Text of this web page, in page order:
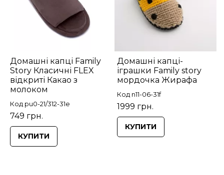
Домашні капці Family
Story Класичні FLEX
відкриті Какао з
молоком
Код pu0-21/312-31e
749 грн.
КУПИТИ
Домашні капці-
іграшки Family story
мордочка Жирафа
Код n11-06-31f
1999 грн.
КУПИТИ